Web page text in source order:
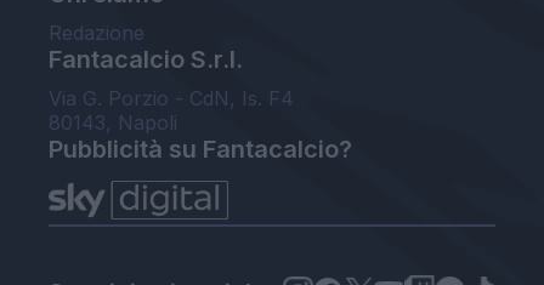
Redazione
Fantacalcio S.r.l.
Via G. Porzio - CdN, Is. F4
80143, Napoli
Pubblicità su Fantacalcio?